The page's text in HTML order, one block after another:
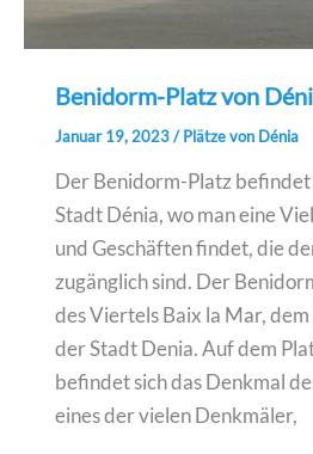
Benidorm-Platz von
Januar 19, 2023/Plätze von Dénia
Der Benidorm-Platz
Stadt Dénia, wo man eine
und Geschäften findet, die
zugänglich sind. Der
des Viertels Baix la Mar,
der Stadt Denia. Auf dem
befindet sich das Denkmal
eines der vielen Denkmäler,